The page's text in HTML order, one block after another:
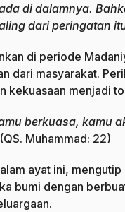
di dalamnya.
dari peringatan
di periode
dari masyarakat.
kekuasaan menjadi
berkuasa, kamu
(QS. Muhammad: 22)
ayat ini,
bumi dengan